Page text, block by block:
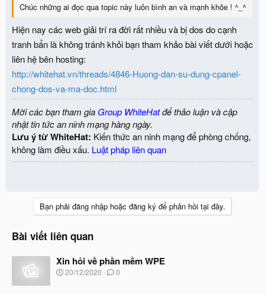
Chúc những ai đọc qua topic này luôn bình an và mạnh khỏe ! ^_^
Hiện nay các web giải trí ra đời rất nhiều và bị dos do cạnh
tranh bẩn là không tránh khỏi bạn tham khảo bài viết dưới hoặc
liên hệ bên hosting:
http://whitehat.vn/threads/4846-Huong-dan-su-dung-cpanel-
chong-dos-va-ma-doc.html
Mời các bạn tham gia Group WhiteHatđể thảo luận và cập
nhật tin tức an ninh mạng hàng ngày.
Lưu ý từ WhiteHat: Kiến thức an ninh mạng để phòng chống,
không làm điều xấu. Luật pháp liên quan
Bạn phải đăng nhập hoặc đăng ký để phản hồi tại đây.
Bài viết liên quan
Xin hỏi về phần mềm WPE
N
20/12/2020 0